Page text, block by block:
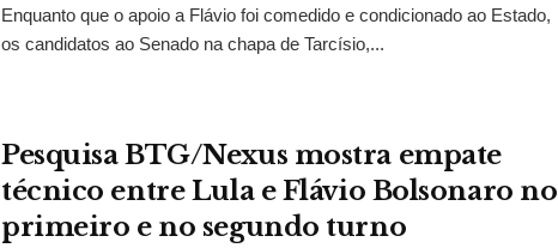
Enquanto que o apoio a Flávio foi comedido e condicionado ao Estado,
os candidatos ao Senado na chapa de Tarcísio,...
Pesquisa BTG/Nexus mostra empate
técnico entre Lula e Flávio Bolsonaro no
primeiro e no segundo turno